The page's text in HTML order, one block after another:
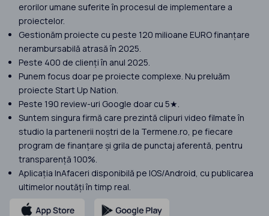
erorilor umane suferite în procesul de implementare a
proiectelor.
Gestionăm proiecte cu peste 120 milioane EURO finanțare
nerambursabilă atrasă în 2025.
Peste 400 de clienți în anul 2025.
Punem focus doar pe proiecte complexe. Nu preluăm
proiecte Start Up Nation.
Peste 190 review-uri Google doar cu 5★.
Suntem singura firmă care prezintă clipuri video filmate în
studio la partenerii noștri de la Termene.ro, pe fiecare
program de finanțare și grila de punctaj aferentă, pentru
transparență 100%.
Aplicația InAfaceri disponibilă pe IOS/Android, cu publicarea
ultimelor noutăți în timp real.